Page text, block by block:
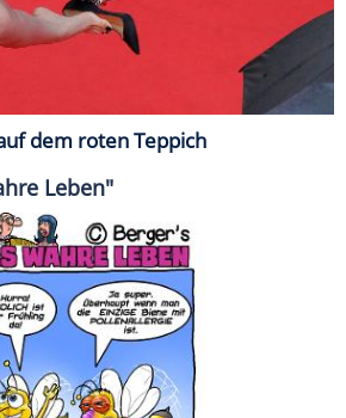
dem roten Teppich
Leben"